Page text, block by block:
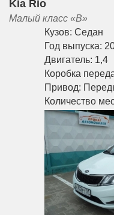
Kia Rio
Малый класс «B»
Кузов: Седан
Год выпуска:
Двигатель: 1,4
Коробка
Привод:
Количество